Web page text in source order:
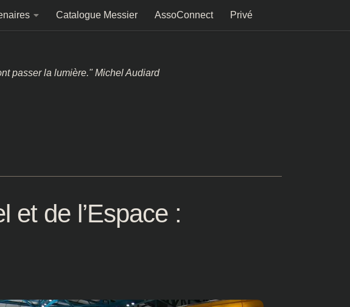
Catalogue Messier AssoConnect Privé
passer la lumière." Michel Audiard
et de l’Espace :